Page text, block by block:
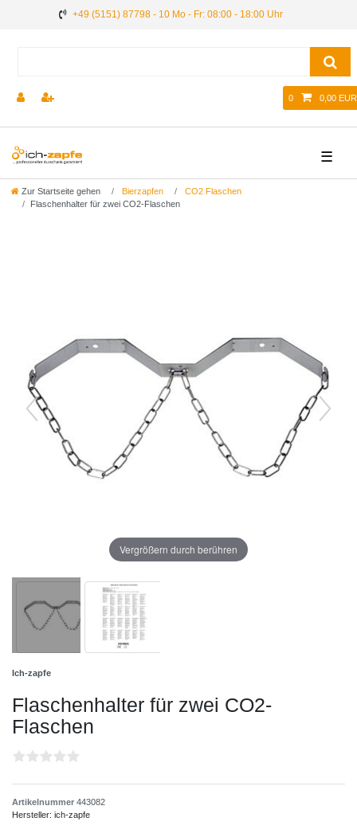
+49 (5151) 87798 - 10 Mo - Fr: 08:00 - 18:00 Uhr
0 0,00 EUR
☰
Zur Startseite gehen Bierzapfen
CO2 Flaschen
Flaschenhalter für zwei CO2-Flaschen
Vergrößern durch berühren
Ich-zapfe
Flaschenhalter für zwei CO2-
Flaschen
Artikelnummer 443082
Hersteller: ich-zapfe